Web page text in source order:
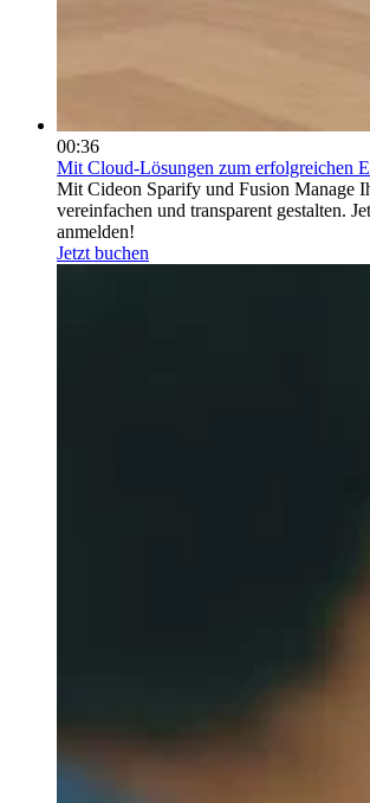
00:36
Mit Cloud-Lösungen zum erfolgreichen
Mit Cideon Sparify und Fusion Manage
vereinfachen und transparent gestalten.
anmelden!
Jetzt buchen